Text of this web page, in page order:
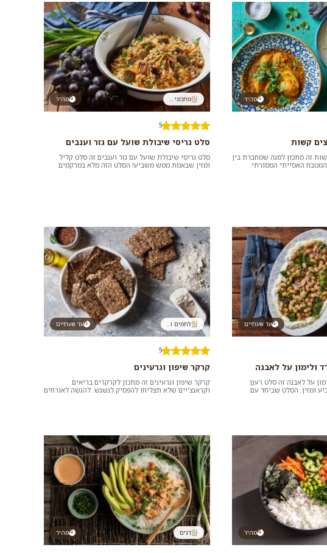
מהיר
קשות
זה מתכון למנה שמחברת בין
האסייתי המסורתי.
מהיר מתכוני ...
5
סלט גריסי שיבולת שועל עם גזר וענבים
סלט גריסי שיבולת שועל עם גזר וענבים זה סלט קליל
ומזין שבאמת ממש משביע! הסלט הזה מלא במרקמים
עד שעתיים
ולימון על לאבנה
על לאבנה זה סלט רענן
ומזין. הסלט שביחד עם
עד שעתיים לחמים ו...
5
קרקר שיפון וגרעינים
קרקר שיפון וגרעינים זה מתכון לקרקרים בריאים
וקראנצ'יים שלא תצליחו להפסיק לנשנש. להגשה לאורחים
מהיר מהיר דגים